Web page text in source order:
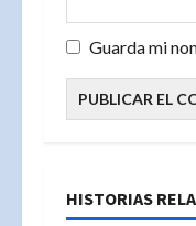
a
s
Guarda mi
HISTORIAS